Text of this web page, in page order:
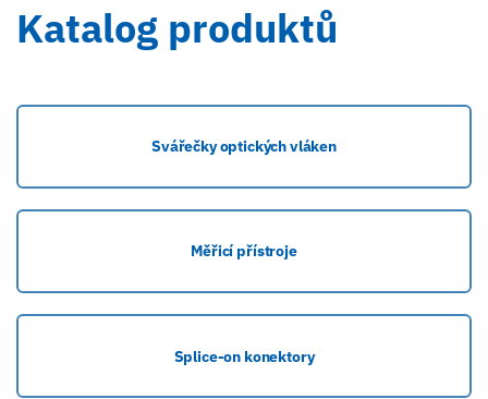
Katalog produktů
Svářečky optických vláken
Měřicí přístroje
Splice-on konektory